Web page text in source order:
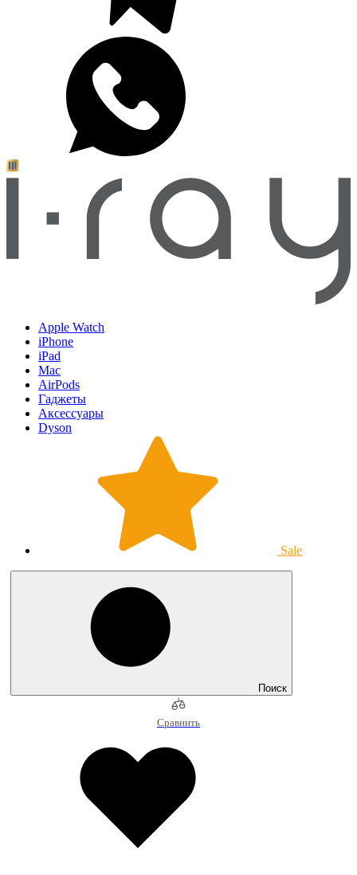
Apple Watch
iPhone
iPad
Mac
AirPods
Гаджеты
Аксессуары
Dyson
Sale
Поиск
Сравнить